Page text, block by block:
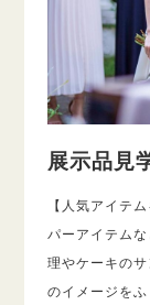
展示品見
【人気アイテ
パーアイテム
理やケーキの
のイメージをふ